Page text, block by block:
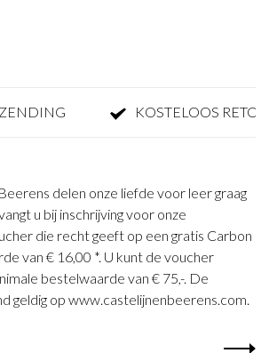
KOSTELOOS
delen onze liefde voor leer graag
u bij inschrijving voor onze
die recht geeft op een gratis Carbon
van € 16,00 *. U kunt de voucher
bestelwaarde van € 75,-. De
geldig op www.castelijnenbeerens.com.